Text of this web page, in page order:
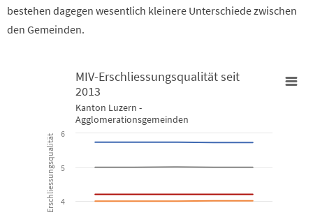
bestehen dagegen wesentlich kleinere Unterschiede zwischen
den Gemeinden.
MIV-Erschliessungsqualität seit 2013
Line chart with 4 lines.
Kanton Luzern - Agglomerationsgemeinden
View as data table, MIV-Erschliessungsqualität seit 2013
The chart has 1 X axis displaying categories.
Erschliessungsqualität
MIV-Erschliessungsqualität seit
2013
Kanton Luzern -
Agglomerationsgemeinden
4
5
6